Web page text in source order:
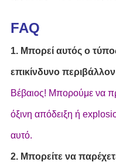
FAQ
1. Μπορεί αυτός ο
επικίνδυνο
Βέβαιος! Μπορούμε να
όξινη απόδειξη ή
αυτό.
2. Μπορείτε να